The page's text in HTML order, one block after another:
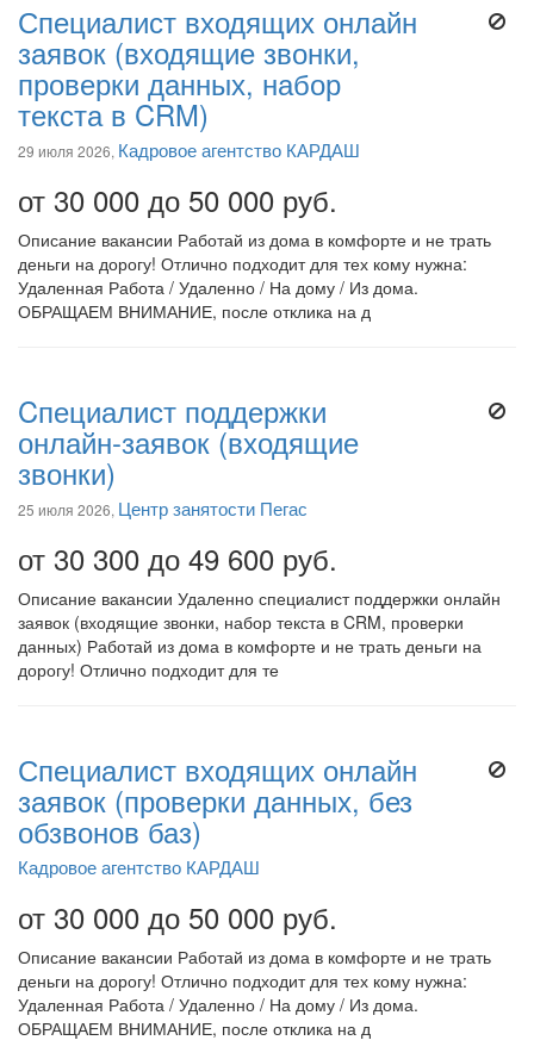
Специалист входящих онлайн
заявок (входящие звонки,
проверки данных, набор
текста в CRM)
29 июля 2026, Кадровое агентство КАРДАШ
от 30 000 до 50 000 руб.
Описание вакансии Работай из дома в комфорте и не трать
деньги на дорогу! Отлично подходит для тех кому нужна:
Удаленная Работа / Удаленно / На дому / Из дома.
ОБРАЩАЕМ ВНИМАНИЕ, после отклика на д
Cпециалист поддержки
онлайн-заявок (входящие
звонки)
25 июля 2026, Центр занятости Пегас
от 30 300 до 49 600 руб.
Описание вакансии Удаленно специалист поддержки онлайн
заявок (входящие звонки, набор текста в CRM, проверки
данных) Работай из дома в комфорте и не трать деньги на
дорогу! Отлично подходит для те
Специалист входящих онлайн
заявок (проверки данных, без
обзвонов баз)
Кадровое агентство КАРДАШ
от 30 000 до 50 000 руб.
Описание вакансии Работай из дома в комфорте и не трать
деньги на дорогу! Отлично подходит для тех кому нужна:
Удаленная Работа / Удаленно / На дому / Из дома.
ОБРАЩАЕМ ВНИМАНИЕ, после отклика на д